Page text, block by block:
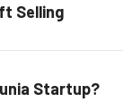
Selling
Startup?